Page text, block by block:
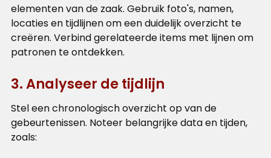
elementen van de zaak. Gebruik foto's, namen,
locaties en tijdlijnen om een duidelijk overzicht te
creëren. Verbind gerelateerde items met lijnen om
patronen te ontdekken.
3. Analyseer de tijdlijn
Stel een chronologisch overzicht op van de
gebeurtenissen. Noteer belangrijke data en tijden,
zoals: